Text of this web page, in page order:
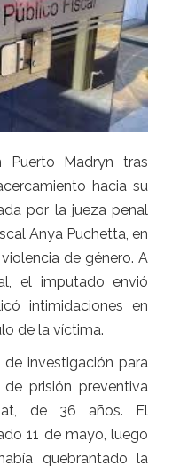
Madryn tras
hacia su
por la jueza penal
Anya Puchetta, en
de género. A
el imputado envió
intimidaciones en
de la víctima.
investigación para
prisión preventiva
de 36 años. El
11 de mayo, luego
quebrantado la